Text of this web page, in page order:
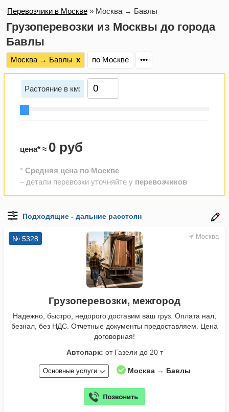
Перевозчики в Москве » Москва → Бавлы
Грузоперевозки из Москвы до города
Бавлы
Москва → Бавлы х по Москве •••
Растояние в км:
цена* ≈ 0 руб
* Средняя цена по Москве
– детали перевозки уточняйте у перевозчиков
Москва
№ 5328
Грузоперевозки, межгород
Надежно, быстро, недорого доставим ваш груз. Оплата нал,
безнал, без НДС. Отчетные документы предоставляем. Цена
договорная!
Автопарк: от Газели до 20 т
Основные услуги Москва → Бавлы